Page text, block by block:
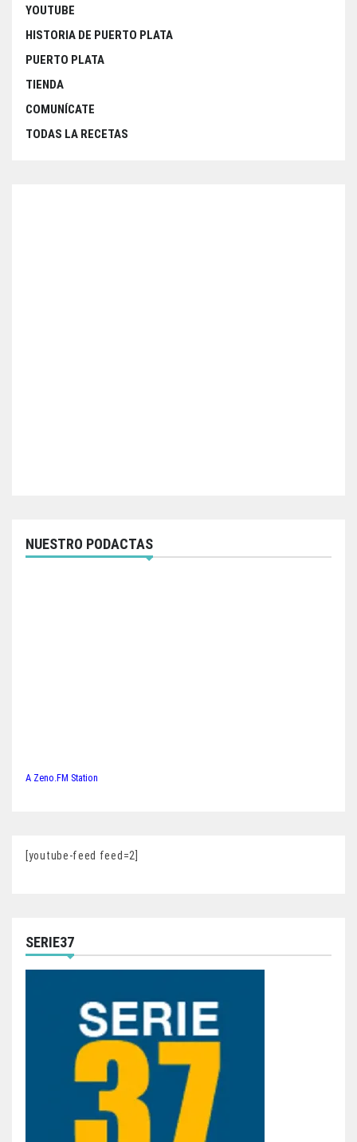
YOUTUBE
HISTORIA DE PUERTO PLATA
PUERTO PLATA
TIENDA
COMUNÍCATE
TODAS LA RECETAS
NUESTRO PODACTAS
A Zeno.FM Station
[youtube-feed feed=2]
SERIE37